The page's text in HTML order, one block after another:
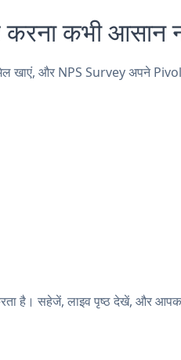
कभी आसान
और NPS Survey अपने Pivol
है। सहेजें, लाइव पृष्ठ देखें, और